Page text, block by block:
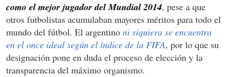
como el mejor jugador del Mundial 2014, pese a que
otros futbolistas acumulaban mayores méritos para todo el
mundo del fútbol. El argentino ni siquiera se encuentra
en el once ideal según el índice de la FIFA, por lo que su
designación pone en duda el proceso de elección y la
transparencia del máximo organismo.